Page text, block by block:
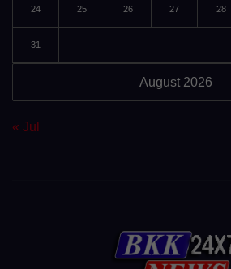
August 2026
24 25 26 27 28
31
« Jul